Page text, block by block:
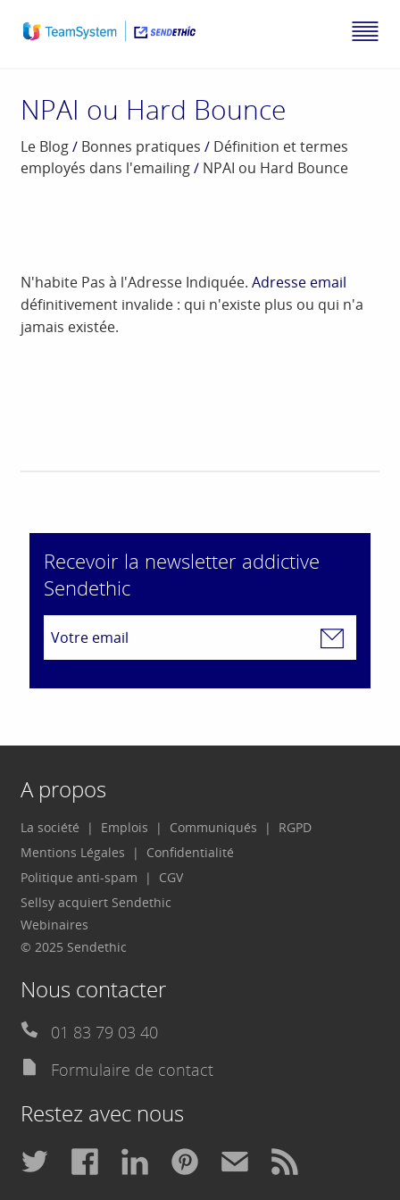
NPAI ou Hard Bounce
Le Blog/ Bonnes pratiques / Définition et termes
employés dans l'emailing/ NPAI ou Hard Bounce
N'habite Pas à l'Adresse Indiquée.Adresse email
définitivement invalide : qui n'existe plus ou qui n'a
jamais existée.
Recevoir la newsletter addictive
Sendethic
A propos
La société Emplois Communiqués
RGPD
Mentions Légales
Confidentialité
Politique anti-spam
CGV
Sellsy acquiert Sendethic
Webinaires
© 2025 Sendethic
Nous contacter
01 83 79 03 40
Formulaire de contact
Restez avec nous